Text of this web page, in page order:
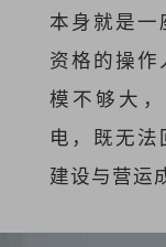
本身就是
资格的操
模不够大
电，既无
建设与营运